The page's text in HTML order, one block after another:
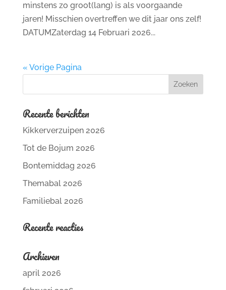
minstens zo groot(lang) is als voorgaande
jaren! Misschien overtreffen we dit jaar ons zelf!
DATUMZaterdag 14 Februari 2026...
« Vorige Pagina
Recente berichten
Kikkerverzuipen 2026
Tot de Bojum 2026
Bontemiddag 2026
Themabal 2026
Familiebal 2026
Recente reacties
Archieven
april 2026